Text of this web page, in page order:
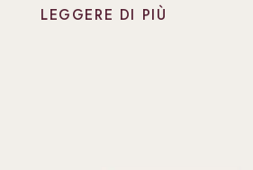
LEGGERE DI PIÙ